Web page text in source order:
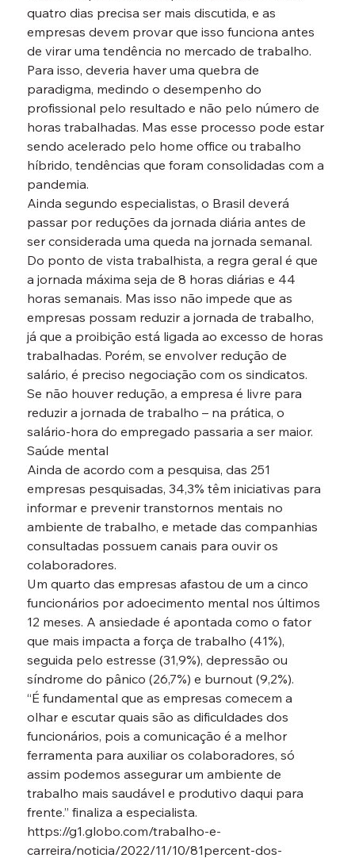
quatro dias precisa ser mais discutida, e as
empresas devem provar que isso funciona antes
de virar uma tendência no mercado de trabalho.
Para isso, deveria haver uma quebra de
paradigma, medindo o desempenho do
profissional pelo resultado e não pelo número de
horas trabalhadas. Mas esse processo pode estar
sendo acelerado pelo home office ou trabalho
híbrido, tendências que foram consolidadas com a
pandemia.
Ainda segundo especialistas, o Brasil deverá
passar por reduções da jornada diária antes de
ser considerada uma queda na jornada semanal.
Do ponto de vista trabalhista, a regra geral é que
a jornada máxima seja de 8 horas diárias e 44
horas semanais. Mas isso não impede que as
empresas possam reduzir a jornada de trabalho,
já que a proibição está ligada ao excesso de horas
trabalhadas. Porém, se envolver redução de
salário, é preciso negociação com os sindicatos.
Se não houver redução, a empresa é livre para
reduzir a jornada de trabalho – na prática, o
salário-hora do empregado passaria a ser maior.
Saúde mental
Ainda de acordo com a pesquisa, das 251
empresas pesquisadas, 34,3% têm iniciativas para
informar e prevenir transtornos mentais no
ambiente de trabalho, e metade das companhias
consultadas possuem canais para ouvir os
colaboradores.
Um quarto das empresas afastou de um a cinco
funcionários por adoecimento mental nos últimos
12 meses. A ansiedade é apontada como o fator
que mais impacta a força de trabalho (41%),
seguida pelo estresse (31,9%), depressão ou
síndrome do pânico (26,7%) e burnout (9,2%).
“É fundamental que as empresas comecem a
olhar e escutar quais são as dificuldades dos
funcionários, pois a comunicação é a melhor
ferramenta para auxiliar os colaboradores, só
assim podemos assegurar um ambiente de
trabalho mais saudável e produtivo daqui para
frente.” finaliza a especialista.
https://g1.globo.com/trabalho-e-
carreira/noticia/2022/11/10/81percent-dos-